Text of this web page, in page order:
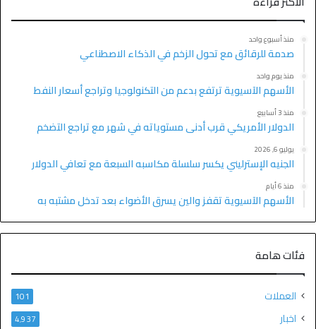
منذ أسبوع واحد
صدمة للرقائق مع تحول الزخم في الذكاء الاصطناعي
منذ يوم واحد
الأسهم الآسيوية ترتفع بدعم من التكنولوجيا وتراجع أسعار النفط
منذ 3 أسابيع
الدولار الأمريكي قرب أدنى مستوياته في شهر مع تراجع التضخم
يوليو 6, 2026
الجنيه الإسترليني يكسر سلسلة مكاسبه السبعة مع تعافي الدولار
منذ 6 أيام
الأسهم الآسيوية تقفز والين يسرق الأضواء بعد تدخل مشتبه به
فئات هامة
العملات 101
اخبار 4٬937